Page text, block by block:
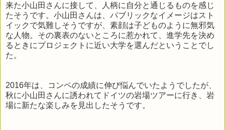
来た小山田さんに接して、人柄に自分と通じるものを感じ
たそうです。小山田さんは、パブリックなイメージはスト
イックで気難しそうですが、素顔は子どものように無邪気
な人物。その裏表のないところに惹かれて、進学先を決め
るときにプロジェクトに近い大学を選んだということでし
た。
2016年は、コンペの成績に伸び悩んでいたようでしたが、
秋に小山田さんに誘われてドイツの岩場ツアーに行き、岩
場に新たな楽しみを見出したそうです。